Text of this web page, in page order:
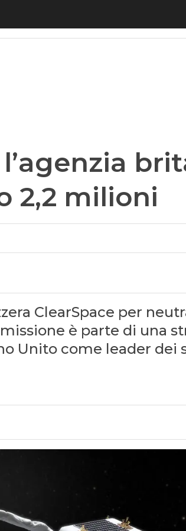
2,2 milioni
ClearSpace per
è parte di una
Unito come leader dei